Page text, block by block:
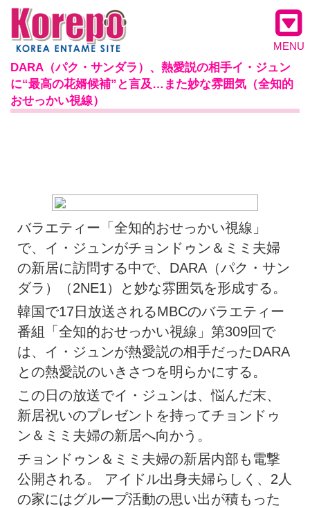
MENU
DARA（パク・サンダラ）、熱愛説の相手イ・ジュン
に“最高の花婿候補”と言及…また妙な雰囲気（全知的
おせっかい視線）
バラエティー「全知的おせっかい視線」
で、イ・ジュンがチョンドゥン＆ミミ夫婦
の新居に訪問する中で、DARA（パク・サン
ダラ）（2NE1）と妙な雰囲気を形成する。
韓国で17日放送されるMBCのバラエティー
番組「全知的おせっかい視線」第309回で
は、イ・ジュンが熱愛説の相手だったDARA
との熱愛説のいきさつを明らかにする。
この日の放送でイ・ジュンは、悩んだ末、
新居祝いのプレゼントを持ってチョンドゥ
ン＆ミミ夫婦の新居へ向かう。
チョンドゥン＆ミミ夫婦の新居内部も電撃
公開される。 アイドル出身夫婦らしく、2人
の家にはグループ活動の思い出が積もった